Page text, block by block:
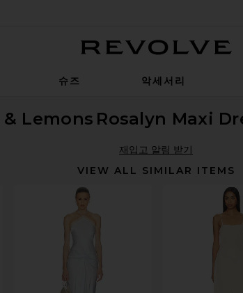
슈즈
악세서리
Lemons Rosalyn Maxi
재입고 알림 받기
VIEW ALL SIMILAR ITEMS